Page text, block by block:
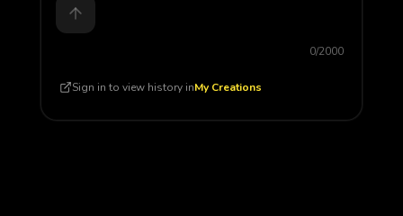
0/2000
Sign in to view history inMy Creations